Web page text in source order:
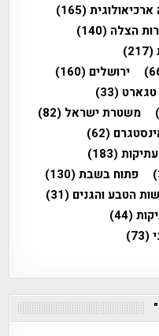
ארכיאולוגית(165)
הצלה (140)
(217)
ירושלים (160)
(33)
משטרת ישראל (82)
(62)
עתיקות(183)
פתוח בשבת(130)
הטבע והגנים (31)
(44)
(73)